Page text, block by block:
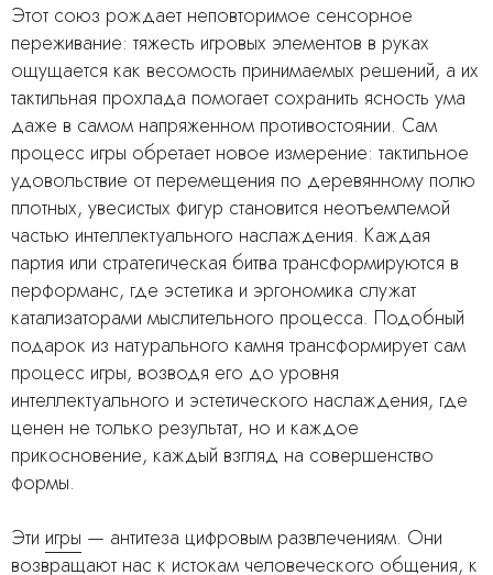
Этот союз рождает неповторимое сенсорное
переживание: тяжесть игровых элементов в руках
ощущается как весомость принимаемых решений, а их
тактильная прохлада помогает сохранить ясность ума
даже в самом напряженном противостоянии. Сам
процесс игры обретает новое измерение: тактильное
удовольствие от перемещения по деревянному полю
плотных, увесистых фигур становится неотъемлемой
частью интеллектуального наслаждения. Каждая
партия или стратегическая битва трансформируются в
перформанс, где эстетика и эргономика служат
катализаторами мыслительного процесса. Подобный
подарок из натурального камня трансформирует сам
процесс игры, возводя его до уровня
интеллектуального и эстетического наслаждения, где
ценен не только результат, но и каждое
прикосновение, каждый взгляд на совершенство
формы.
Эти игры — антитеза цифровым развлечениям. Они
возвращают нас к истокам человеческого общения, к